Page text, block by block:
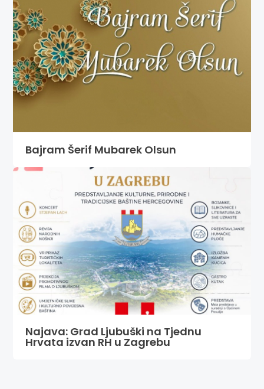
Bajram Šerif Mubarek Olsun
Najava: Grad Ljubuški na Tjednu
Hrvata izvan RH u Zagrebu